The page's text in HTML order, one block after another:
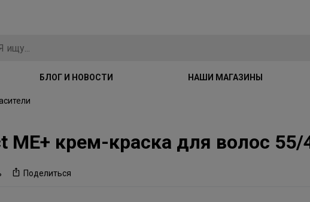
БЛОГ И НОВОСТИ НАШИ МАГАЗИНЫ
ME+ крем-краска для волос
Поделиться